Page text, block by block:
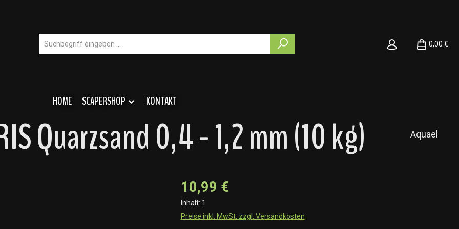
0,00 €
HOME SCAPERSHOP KONTAKT
Quarzsand 0,4 - 1,2 mm (10 kg) Aquael
10,99 €
Inhalt: 1
Preise inkl. MwSt. zzgl. Versandkosten